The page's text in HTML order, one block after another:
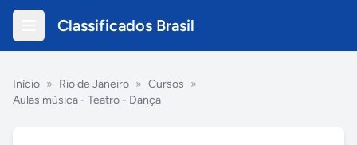
Classificados Brasil
Início » Rio de Janeiro » Cursos »
Aulas música - Teatro - Dança